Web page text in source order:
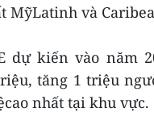
MỹLatinh và
dự kiến vào năm
tăng 1 triệu
nhất tại khu vực.